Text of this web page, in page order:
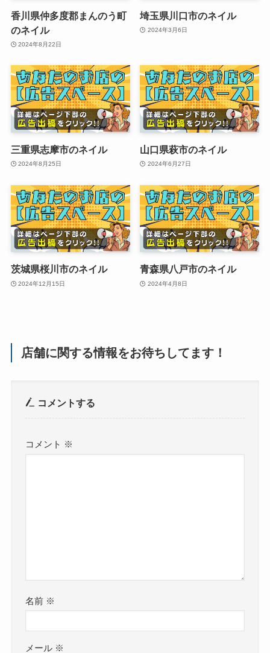
香川県仲多度郡まんのう町
のネイル
2024年8月22日
埼玉県川口市のネイル
2024年3月6日
三重県志摩市のネイル
2024年8月25日
山口県萩市のネイル
2024年6月27日
茨城県桜川市のネイル
2024年12月15日
青森県八戸市のネイル
2024年4月8日
店舗に関する情報をお待ちしてます！
コメントする
コメント ※
名前 ※
メール ※